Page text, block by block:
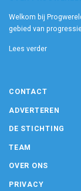
Welkom bij
gebied van
Lees verder
CONTACT
ADVERTEREN
DE STICHTING
TEAM
OVER ONS
PRIVACY